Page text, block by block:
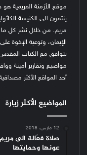
موقع الأزمنة المريمية
ينتمون الى الكنيسة
مريم. من خلال نشر كل ما
الإيمان، وتوعية الإخوة
يتوافق مع الكتاب
مواضيع وتقارير أمينة
أحد المواقع الأكثر
المواضيع الأكثر زيارة
12 مارس، 2018
صلاة فعّالة الى
عونها وحمايتها